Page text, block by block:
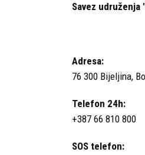
Savez udruženja
Adresa:
76 300 Bijeljina,
Telefon 24h:
+387 66 810 800
SOS telefon: